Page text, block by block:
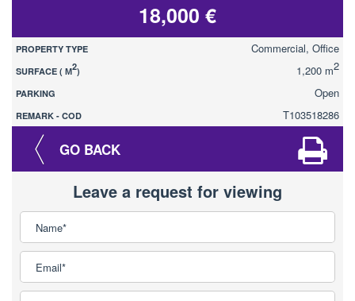
18,000 €
PROPERTY TYPE Commercial, Office
SURFACE ( М2) 1,200 m2
PARKING Open
REMARK - COD T103518286
GO BACK
Leave a request for viewing